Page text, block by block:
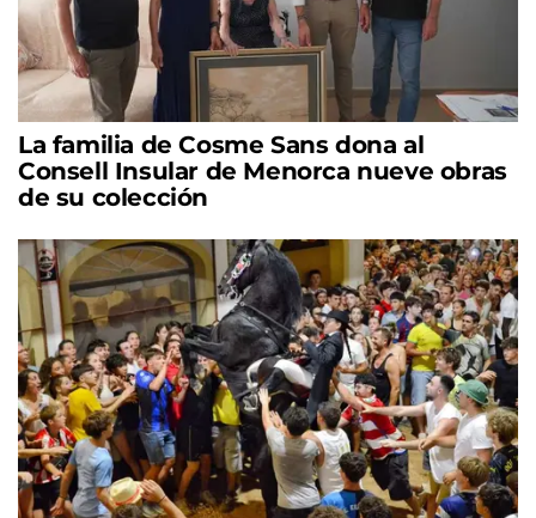
La familia de Cosme Sans dona al
Consell Insular de Menorca nueve obras
de su colección